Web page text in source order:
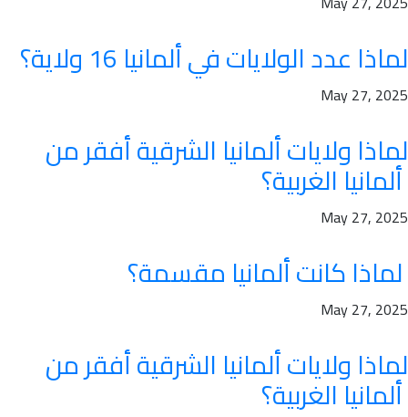
لماذا عدد الولايات في ألمانيا 16 ولاية؟
May 27, 2025
لماذا ولايات ألمانيا الشرقية أفقر من
May 27, 2025
May 27, 2025
لماذا ولايات ألمانيا الشرقية أفقر من